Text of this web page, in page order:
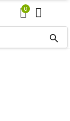
0
search